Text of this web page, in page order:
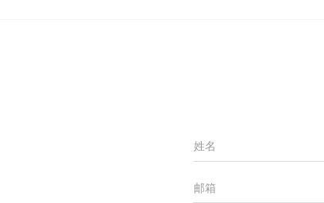
姓名
邮箱